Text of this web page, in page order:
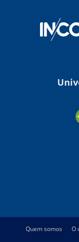
Quem somos O